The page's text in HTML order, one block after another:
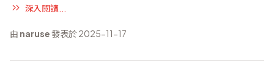
深入閱讀...
由 naruse發表於 2025-11-17